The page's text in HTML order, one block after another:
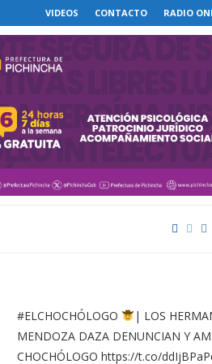
VIDEOS CONTACTO RADIO
#ELCHOCHÓLOGO
| LOS
MENDOZA DAZA DENUNCIAN Y
CHOCHÓLOGO https://t.co/